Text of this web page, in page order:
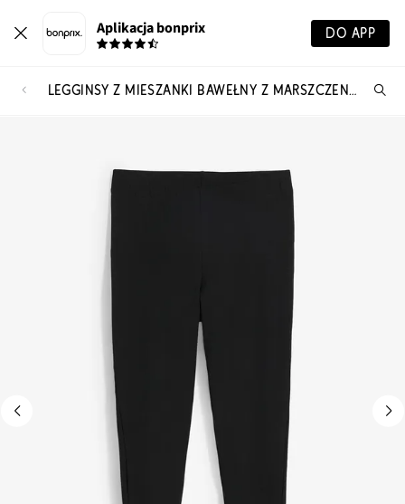
Aplikacja bonprix DO APP
LEGGINSY Z MIESZANKI BAWEŁNY Z MARSZCZENIEM